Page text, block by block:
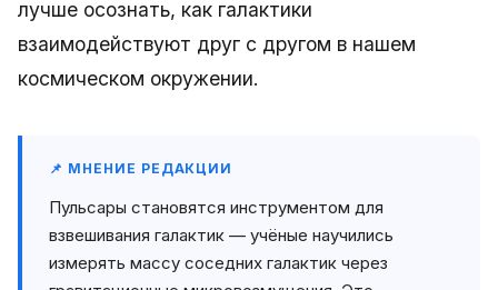
лучше осознать, как галактики
взаимодействуют друг с другом в нашем
космическом окружении.
📌 МНЕНИЕ РЕДАКЦИИ
Пульсары становятся инструментом для
взвешивания галактик — учёные научились
измерять массу соседних галактик через